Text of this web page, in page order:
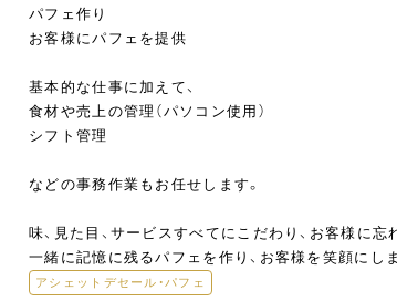
パフェ作り
お客様にパフェを提供
基本的な仕事に加えて、
食材や売上の管理（パソコン使用）
シフト管理
などの事務作業もお任せします。
味、見た目、サービスすべてにこだわり、お客様に
一緒に記憶に残るパフェを作り、お客様を笑顔にしま
アシェットデセール・パフェ